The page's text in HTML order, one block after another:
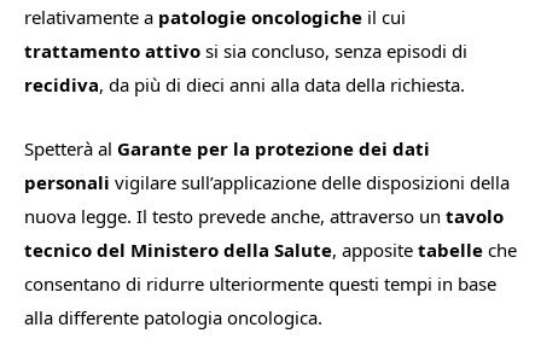
relativamente a patologie oncologiche il cui
trattamento attivo si sia concluso, senza episodi di
recidiva, da più di dieci anni alla data della richiesta.
Spetterà al Garante per la protezione dei dati
personali vigilare sull’applicazione delle disposizioni della
nuova legge. Il testo prevede anche, attraverso un tavolo
tecnico del Ministero della Salute, apposite tabelle che
consentano di ridurre ulteriormente questi tempi in base
alla differente patologia oncologica.